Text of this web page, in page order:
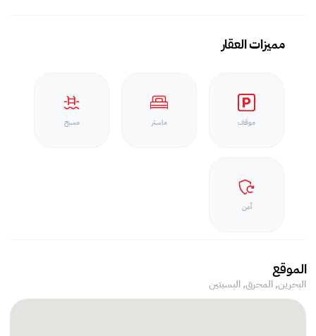
مميزات العقار
موقف ماستر مسبح
أمن
الموقع
البحرين, المحرق,البسيتين